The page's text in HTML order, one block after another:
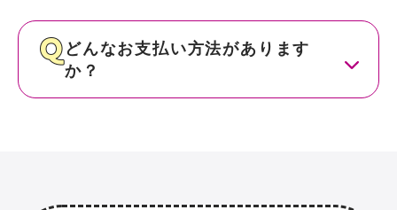
どんなお支払い方法があります
か？